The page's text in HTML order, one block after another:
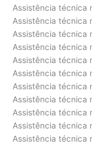
Assistência técnica
Assistência técnica
Assistência técnica
Assistência técnica
Assistência técnica
Assistência técnica
Assistência técnica
Assistência técnica
Assistência técnica
Assistência técnica
Assistência técnica